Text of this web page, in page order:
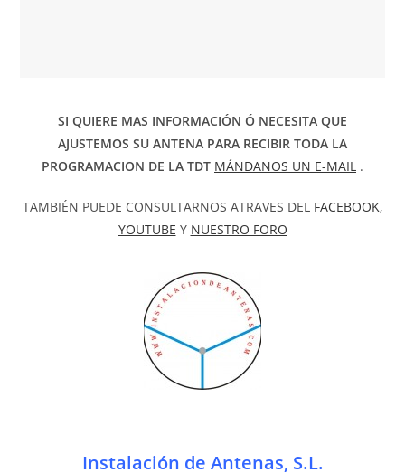
SI QUIERE MAS INFORMACIÓN Ó NECESITA QUE
AJUSTEMOS SU ANTENA PARA RECIBIR TODA LA
PROGRAMACION DE LA TDT MÁNDANOS UN E-MAIL .
TAMBIÉN PUEDE CONSULTARNOS ATRAVES DEL FACEBOOK,
YOUTUBE Y NUESTRO FORO
Instalación de Antenas, S.L.